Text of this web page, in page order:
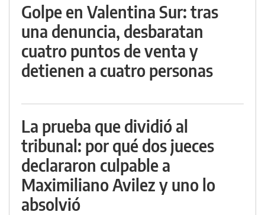
Golpe en Valentina Sur: tras
una denuncia, desbaratan
cuatro puntos de venta y
detienen a cuatro personas
La prueba que dividió al
tribunal: por qué dos jueces
declararon culpable a
Maximiliano Avilez y uno lo
absolvió